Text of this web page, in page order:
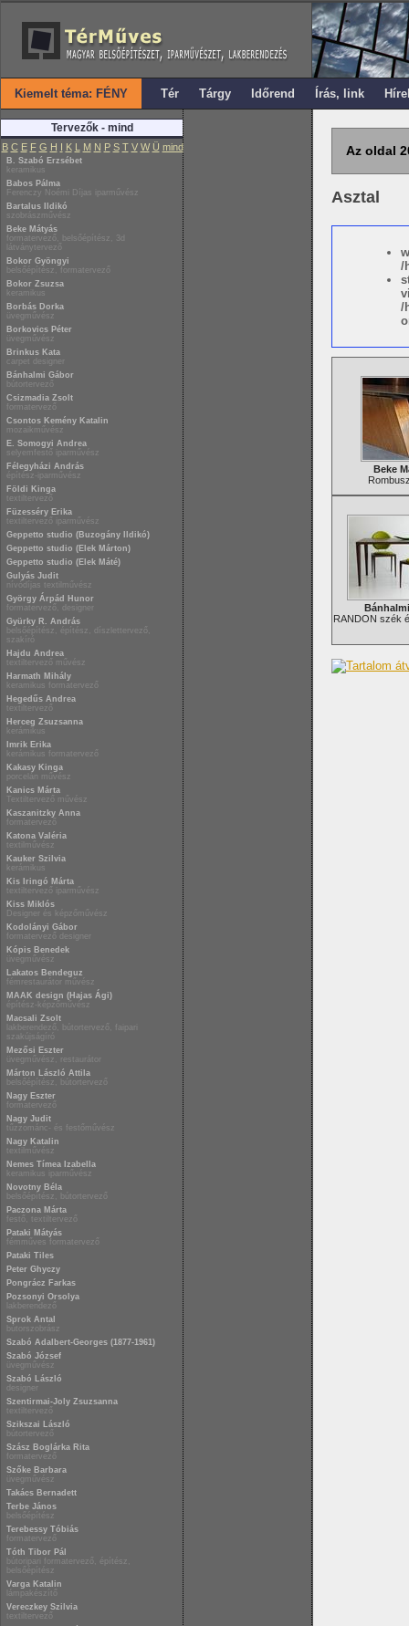
Kiemelt téma: FÉNY Tér Tárgy Időrend Írás, link
Tervezők - mind
B C E F G H I K L M N P S T V W Ü mind
B. Szabó Erzsébet
keramikus
Babos Pálma
Ferenczy Noémi Díjas iparművész
Bartalus Ildikó
szobrászművész
Beke Mátyás
formatervező, belsőépítész, 3d
látványtervező
Bokor Gyöngyi
belsőépítész, formatervező
Bokor Zsuzsa
keramikus
Borbás Dorka
üvegművész
Borkovics Péter
üvegművész
Brinkus Kata
carpet designer
Bánhalmi Gábor
bútortervező
Csizmadia Zsolt
formatervező
Csontos Kemény Katalin
mozaikművész
E. Somogyi Andrea
selyemfestő iparművész
Félegyházi András
építész-iparművész
Földi Kinga
textiltervező
Füzesséry Erika
textiltervező iparművész
Geppetto studio (Buzogány Ildikó)
Geppetto studio (Elek Márton)
Geppetto studio (Elek Máté)
Gulyás Judit
nívódíjas textilművész
György Árpád Hunor
formatervező, designer
Gyürky R. András
belsőépítész, építész, díszlettervező,
szakíró
Hajdu Andrea
textiltervező művész
Harmath Mihály
keramikus formatervező
Hegedűs Andrea
textiltervező
Herceg Zsuzsanna
kerámikus
Imrik Erika
kerámikus formatervező
Kakasy Kinga
porcelán művész
Kanics Márta
Textiltervező művész
Kaszanitzky Anna
formatervező
Katona Valéria
textilművész
Kauker Szilvia
kerámikus
Kis Iringó Márta
textiltervező iparművész
Kiss Miklós
Designer és képzőművész
Kodolányi Gábor
formatervező designer
Kópis Benedek
üvegművész
Lakatos Bendeguz
fémrestaurátor művész
MAAK design (Hajas Ági)
építész-képzőművész
Macsali Zsolt
lakberendező, bútortervező, faipari
szakújságíró
Mezősi Eszter
üvegművész, restaurátor
Márton László Attila
belsőépítész, bútortervező
Nagy Eszter
formatervező
Nagy Judit
tűzzománc- és festőművész
Nagy Katalin
textilművész
Nemes Tímea Izabella
keramikus iparművész
Novotny Béla
belsőépítész, bútortervező
Paczona Márta
festő, textiltervező
Pataki Mátyás
fémműves formatervező
Pataki Tiles
Peter Ghyczy
Pongrácz Farkas
Pozsonyi Orsolya
lakberendező
Sprok Antal
bútorszobrász
Szabó Adalbert-Georges (1877-1961)
Szabó József
üvegművész
Szabó László
designer
Szentirmai-Joly Zsuzsanna
textiltervező
Szikszai László
bútortervező
Szász Boglárka Rita
formatervező
Szőke Barbara
üvegművész
Takács Bernadett
Terbe János
belsőépítész
Terebessy Tóbiás
formatervező
Tóth Tibor Pál
bútoripari formatervező, építész,
belsőépítész
Varga Katalin
lámpakészítő
Vereczkey Szilvia
textiltervező
Az oldal
Asztal
/
/
Beke
RANDON szék